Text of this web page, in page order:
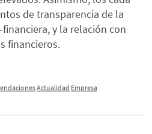
de transparencia de la
y la relación con
financieros.
Actualidad Empresa